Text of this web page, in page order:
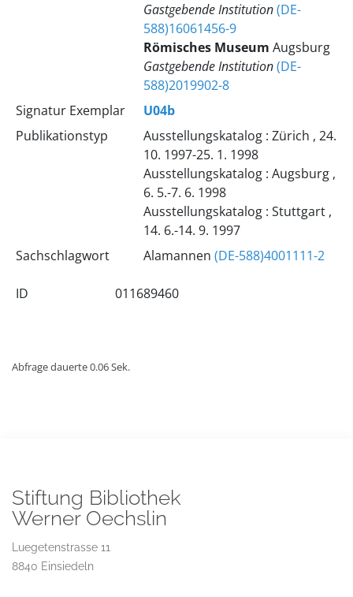
Gastgebende Institution(DE-
588)16061456-9
Römisches Museum Augsburg
Gastgebende Institution(DE-
588)2019902-8
Signatur Exemplar
U04b
Publikationstyp
Ausstellungskatalog : Zürich , 24.
10. 1997-25. 1. 1998
Ausstellungskatalog : Augsburg ,
6. 5.-7. 6. 1998
Ausstellungskatalog : Stuttgart ,
14. 6.-14. 9. 1997
Sachschlagwort
Alamannen (DE-588)4001111-2
ID 011689460
Abfrage dauerte 0.06 Sek.
Stiftung Bibliothek
Werner Oechslin
Luegetenstrasse 11
8840 Einsiedeln